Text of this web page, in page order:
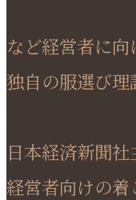
など経営者に向
独自の服選び理
日本経済新聞社
経営者向けの着